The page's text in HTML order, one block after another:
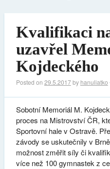
Kvalifikaci
uzavřel
Kojdeckého
Posted on 29.5.2017by hanuliatko
Sobotní Memoriál M.
proces na Mistrovství ČR,
Sportovní hale v Ostravě.
závody se uskutečnily v
možnost změřit síly či
více než 100 gymnastek z